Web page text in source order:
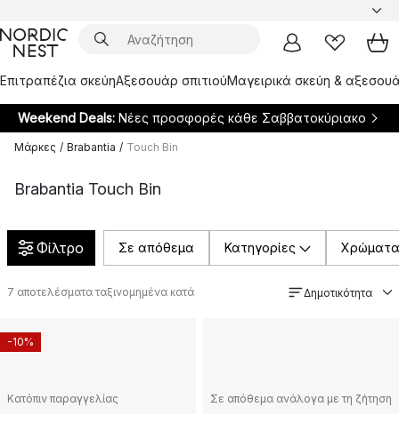
Επιτραπέζια σκεύηΑξεσουάρ σπιτιούΜαγειρικά σκεύη &
Weekend Deals: Νέες προσφορές κάθε Σαββατοκύριακο
Μάρκες / Brabantia / Touch Bin
Brabantia Touch Bin
Φίλτρο Σε απόθεμα Κατηγορίες Χρώματα
7 αποτελέσματα ταξινομημένα κατά Δημοτικότητα
Κατόπιν παραγγελίας
-10%
Σε απόθεμα ανάλογα με τη ζήτηση